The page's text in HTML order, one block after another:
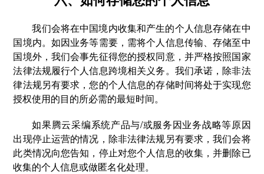
我们会将在中国境内收集和产生的个人信息存储在中
国境内。如因业务等需要，需将个人信息传输、存储至中
国境外，我们会事先征得您的授权同意，并严格按照国家
法律法规履行个人信息跨境相关义务。我们承诺，除非法
律法规另有要求，您的个人信息的存储时间将处于实现您
授权使用的目的所必需的最短时间。
如果腾云采编系统产品与/或服务因业务战略等原因
出现停止运营的情况，除非法律法规另有要求，我们会将
此类情况向您告知，停止对您个人信息的收集，并删除已
收集的个人信息或做匿名化处理。